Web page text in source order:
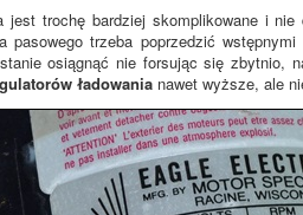
jest trochę bardziej skomplikowane i
pasowego trzeba poprzedzić wstępnymi
osiągnąć nie forsując się zbytnio,
ładowania nawet wyższe, ale